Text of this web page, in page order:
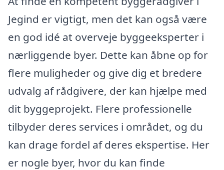
Jegind er vigtigt, men det kan også være
en god idé at overveje byggeeksperter i
nærliggende byer. Dette kan åbne op for
flere muligheder og give dig et bredere
udvalg af rådgivere, der kan hjælpe med
dit byggeprojekt. Flere professionelle
tilbyder deres services i området, og du
kan drage fordel af deres ekspertise. Her
er nogle byer, hvor du kan finde